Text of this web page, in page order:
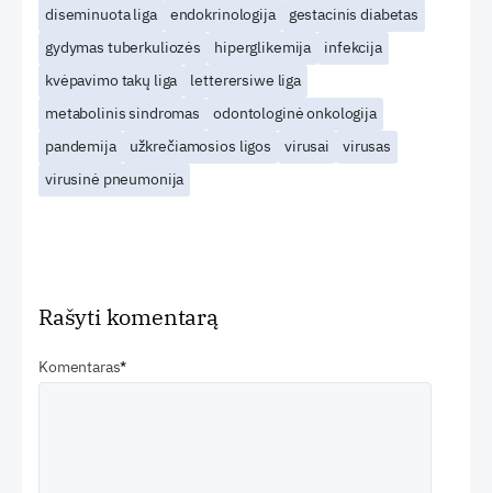
diseminuota liga endokrinologija
gestacinis diabetas
gydymas tuberkuliozės
hiperglikemija
infekcija
kvėpavimo takų liga
letterersiwe liga
metabolinis sindromas
odontologinė onkologija
pandemija
užkrečiamosios ligos virusai
virusas
virusinė pneumonija
Rašyti komentarą
Komentaras